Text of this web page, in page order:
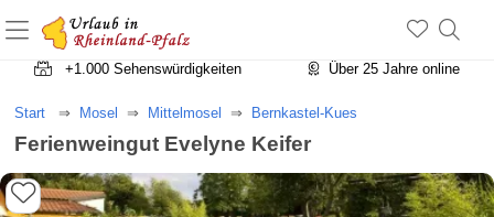
+1.500 Unterkünfte in Rheinland-Pfalz
+1.000 Sehenswürdigkeiten
Über 25 Jahre online
Start Mosel Mittelmosel Bernkastel-Kues
Ferienweingut Evelyne Keifer